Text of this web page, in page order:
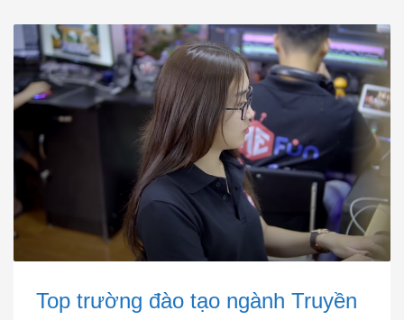
Top trường đào tạo ngành Truyền